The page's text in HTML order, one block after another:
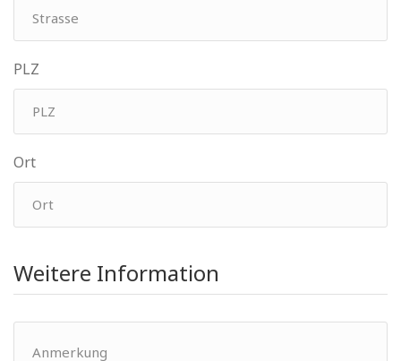
PLZ
Ort
Weitere Information